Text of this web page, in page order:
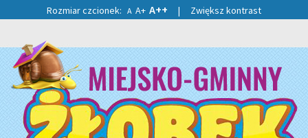
Rozmiar czcionek: A A+ A++ | Zwiększ kontrast